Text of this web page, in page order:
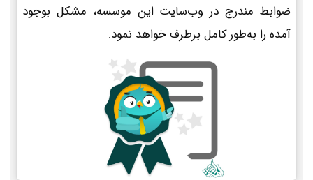
ضوابط مندرج در وب‌سایت این موسسه، مشکل بوجود
آمده را به‌طور کامل برطرف خواهد نمود.